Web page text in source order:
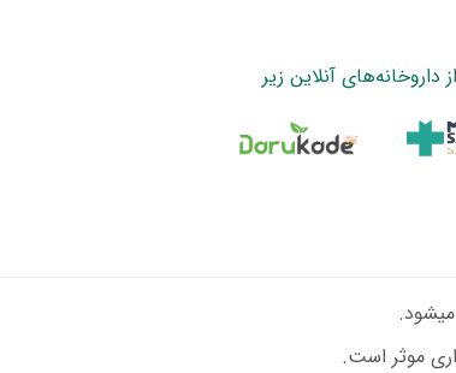
داروخانه‌های آنلاین زیر
.
موثر است.